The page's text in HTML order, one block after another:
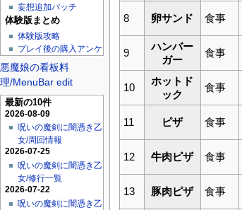
妄想追加パッチ
体験版まとめ
体験版攻略
プレイ後の購入アンケ
悪魔娘の看板料
理/MenuBar edit
最新の10件
2026-08-09
呪いの魔剣に闇憑き乙
女/周回情報
2026-07-25
呪いの魔剣に闇憑き乙
女/修行一覧
2026-07-22
呪いの魔剣に闇憑き乙
8 卵サンド 食事
9
ハンバー
ガー
食事
10
ホットド
ック
食事
11 ピザ 食事
12 牛肉ピザ 食事
13 豚肉ピザ 食事